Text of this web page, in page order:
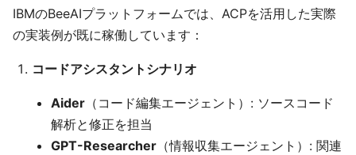
IBMのBeeAIプラットフォームでは、ACPを活用した実際
の実装例が既に稼働しています：
コードアシスタントシナリオ
Aider （コード編集エージェント）: ソースコード
解析と修正を担当
GPT-Researcher （情報収集エージェント）: 関連